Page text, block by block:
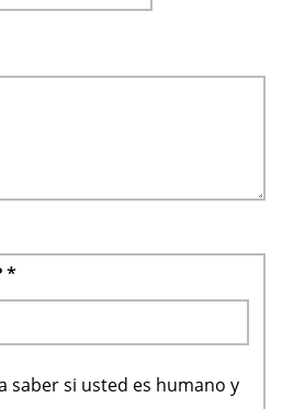
*
saber si usted es humano y